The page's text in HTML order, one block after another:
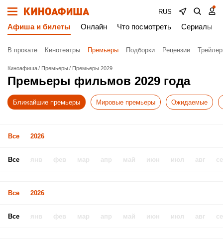
RUS
Афиша и билеты Онлайн Что посмотреть Сериалы
В прокате Кинотеатры Премьеры Подборки Рецензии
Киноафиша Премьеры Премьеры 2029
Премьеры фильмов 2029 года
Ближайшие премьеры Мировые премьеры Ожидаемые
Все 2026
Все янв фев мар апр май июн июл авг
Все 2026
Все янв фев мар апр май июн июл авг